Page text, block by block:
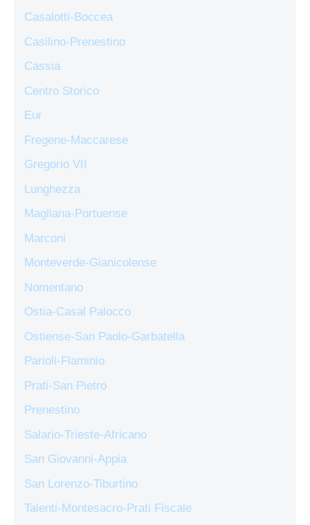
Casalotti-Boccea
Casilino-Prenestino
Cassia
Centro Storico
Eur
Fregene-Maccarese
Gregorio VII
Lunghezza
Magliana-Portuense
Marconi
Monteverde-Gianicolense
Nomentano
Ostia-Casal Palocco
Ostiense-San Paolo-Garbatella
Parioli-Flaminio
Prati-San Pietro
Prenestino
Salario-Trieste-Africano
San Giovanni-Appia
San Lorenzo-Tiburtino
Talenti-Montesacro-Prati Fiscale